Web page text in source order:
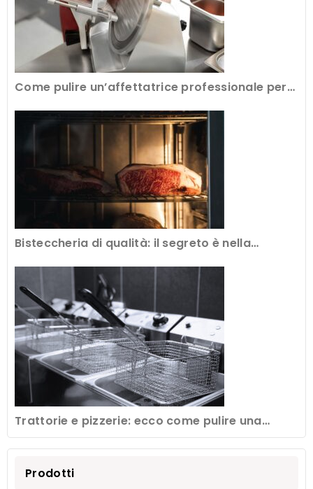
Come pulire un’affettatrice professionale per
Bisteccheria di qualità: il segreto è nella
Trattorie e pizzerie: ecco come pulire una
friggitrice professionale
Prodotti